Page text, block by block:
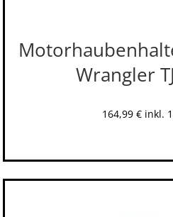
Wrangler
164,99 € inkl.